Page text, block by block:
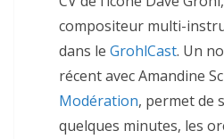
compositeur multi-
dans le GrohlCast. Un
récent avec Amandine
Modération, permet de
quelques minutes, les